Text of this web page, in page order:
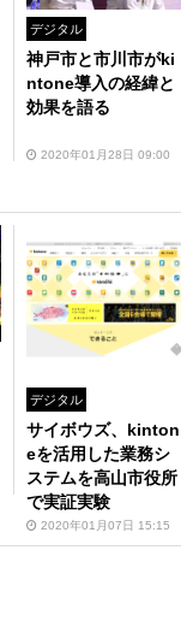
デジタル
神戸市と市川市がki
ntone導入の経緯と
効果を語る
2020年01月28日 09:00
デジタル
サイボウズ、kinton
eを活用した業務シ
ステムを高山市役所
で実証実験
2020年01月07日 15:15